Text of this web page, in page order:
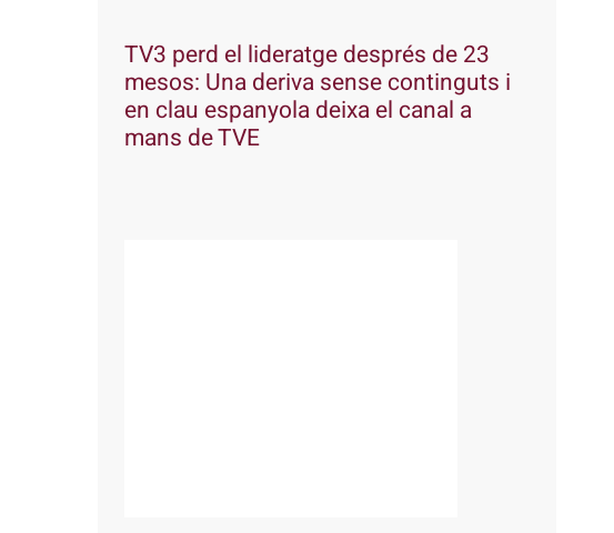
TV3 perd el lideratge després de 23
mesos: Una deriva sense continguts i
en clau espanyola deixa el canal a
mans de TVE